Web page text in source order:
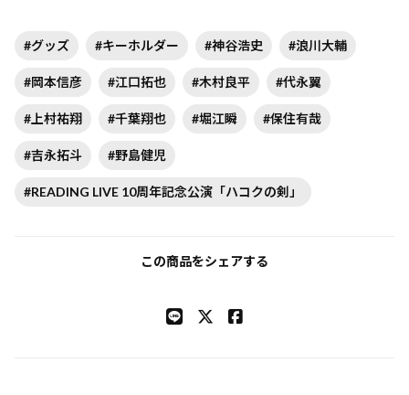
#グッズ #キーホルダー #神谷浩史 #浪川大輔
#岡本信彦 #江口拓也 #木村良平 #代永翼
#上村祐翔 #千葉翔也 #堀江瞬 #保住有哉
#吉永拓斗 #野島健児
#READING LIVE 10周年記念公演「ハコクの剣」
この商品をシェアする